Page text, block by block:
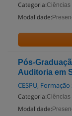
Categoria:Ciências
Modalidade:
Pós-
Auditoria em
CESPU, Formação
Categoria:Ciências
Modalidade: